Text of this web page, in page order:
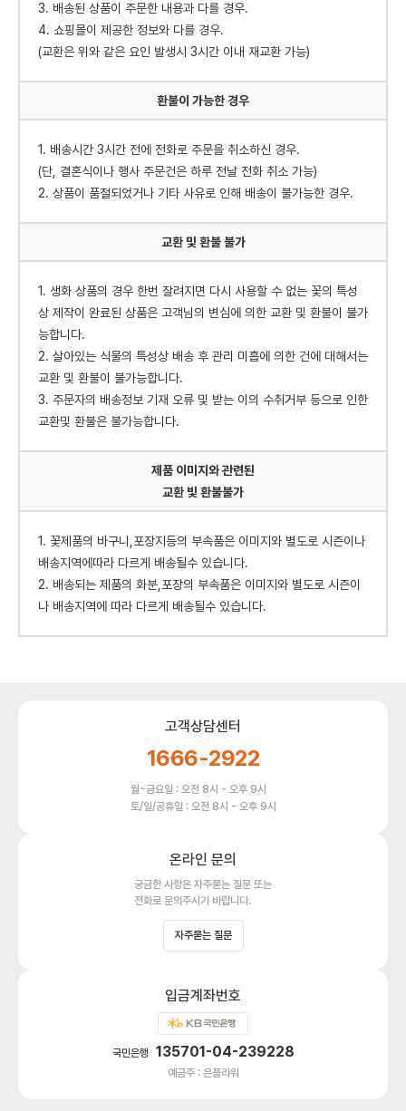
3. 배송된 상품이 주문한 내용과 다를 경우.
4. 쇼핑몰이 제공한 정보와 다를 경우.
(교환은 위와 같은 요인 발생시 3시간 이내 재교환 가능)
환불이 가능한 경우
1. 배송시간 3시간 전에 전화로 주문을 취소하신 경우.
(단, 결혼식이나 행사 주문건은 하루 전날 전화 취소 가능)
2. 상품이 품절되었거나 기타 사유로 인해 배송이 불가능한 경우.
교환 및 환불 불가
1. 생화 상품의 경우 한번 잘려지면 다시 사용할 수 없는 꽃의 특성
상 제작이 완료된 상품은 고객님의 변심에 의한 교환 및 환불이 불가
능합니다.
2. 살아있는 식물의 특성상 배송 후 관리 미흡에 의한 건에 대해서는
교환 및 환불이 불가능합니다.
3. 주문자의 배송정보 기재 오류 및 받는 이의 수취거부 등으로 인한
교환및 환불은 불가능합니다.
제품 이미지와 관련된
교환 빛 환불불가
1. 꽃제품의 바구니,포장지등의 부속품은 이미지와 별도로 시즌이나
배송지역에따라 다르게 배송될수 있습니다.
2. 배송되는 제품의 화분,포장의 부속품은 이미지와 별도로 시즌이
나 배송지역에 따라 다르게 배송될수 있습니다.
고객상담센터
1666-2922
월~금요일 : 오전 8시 - 오후 9시
토/일/공휴일 : 오전 8시 - 오후 9시
온라인 문의
궁금한 사항은 자주묻는 질문 또는
전화로 문의주시기 바랍니다.
자주묻는 질문
입금계좌번호
국민은행 135701-04-239228
예금주 : 은플라워